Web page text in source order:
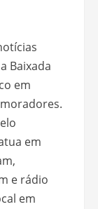
Baixada
em
em
e rádio
em